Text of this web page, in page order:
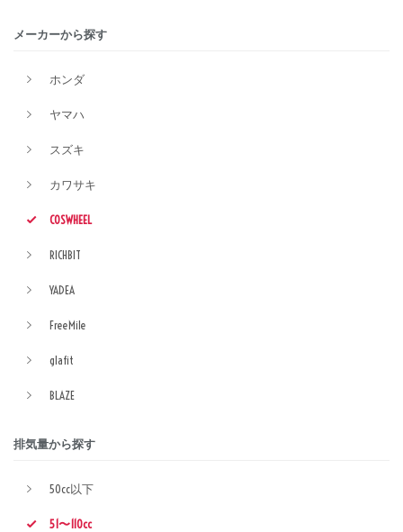
メーカーから探す
ホンダ
ヤマハ
スズキ
カワサキ
COSWHEEL
RICHBIT
YADEA
FreeMile
glafit
BLAZE
排気量から探す
50cc以下
51〜110cc